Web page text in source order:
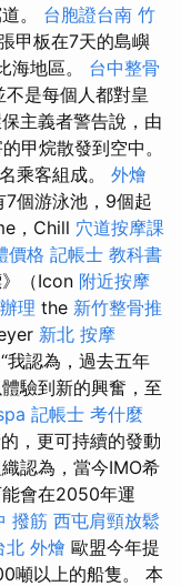
。 台胞證台南 竹
甲板在7天的島嶼
海地區。 台中整骨
不是每個人都對皇
主義者警告說，由
甲烷散發到空中。
乘客組成。 外燴
7個游泳池，9個起
，Chill 穴道按摩課
價格 記帳士 教科書
（Icon 附近按摩
理 the 新竹整骨推
新北 按摩
我認為，過去五年
驗到新的興奮，至
記帳士 考什麼
，更可持續的發動
認為，當今IMO希
會在2050年運
撥筋 西屯肩頸放鬆
北 外燴 歐盟今年提
噸以上的船隻。 本